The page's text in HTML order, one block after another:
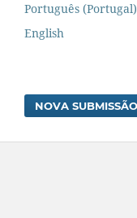
Português (Portugal)
English
NOVA SUBMISSÃO